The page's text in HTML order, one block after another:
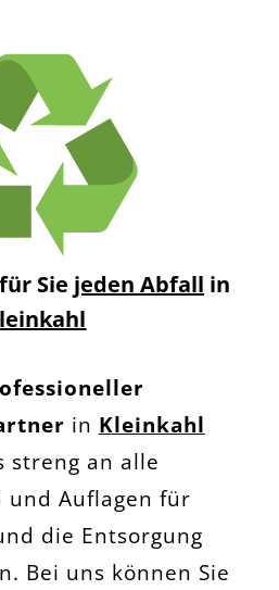
Sie jeden Abfall in
in Kleinkahl
streng an alle
und Auflagen für
die Entsorgung
Bei uns können Sie